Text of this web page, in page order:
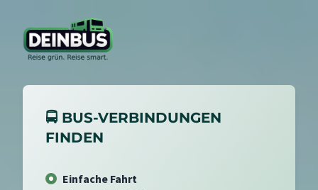
🚍 BUS-VERBINDUNGEN
FINDEN
Einfache Fahrt